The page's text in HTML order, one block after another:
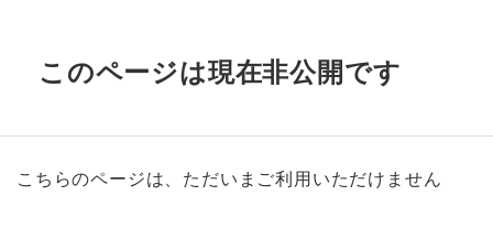
このページは現在非公開です
こちらのページは、ただいまご利用いただけません